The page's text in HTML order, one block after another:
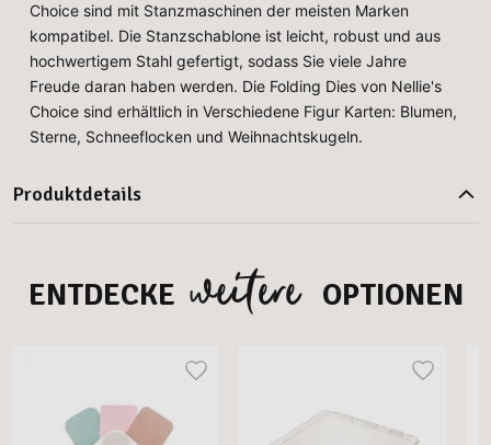
Choice sind mit Stanzmaschinen der meisten Marken
kompatibel. Die Stanzschablone ist leicht, robust und aus
hochwertigem Stahl gefertigt, sodass Sie viele Jahre
Freude daran haben werden. Die Folding Dies von Nellie's
Choice sind erhältlich in Verschiedene Figur Karten: Blumen,
Sterne, Schneeflocken und Weihnachtskugeln.
Produktdetails
ENTDECKE weitere OPTIONEN